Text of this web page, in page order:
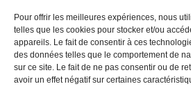
Pour offrir les meilleures expériences, nous
telles que les cookies pour stocker et/ou
appareils. Le fait de consentir à ces
des données telles que le comportement de
sur ce site. Le fait de ne pas consentir ou de
avoir un effet négatif sur certaines
Mairie,
32 rue du Général
45130 Meung-
02 38 46